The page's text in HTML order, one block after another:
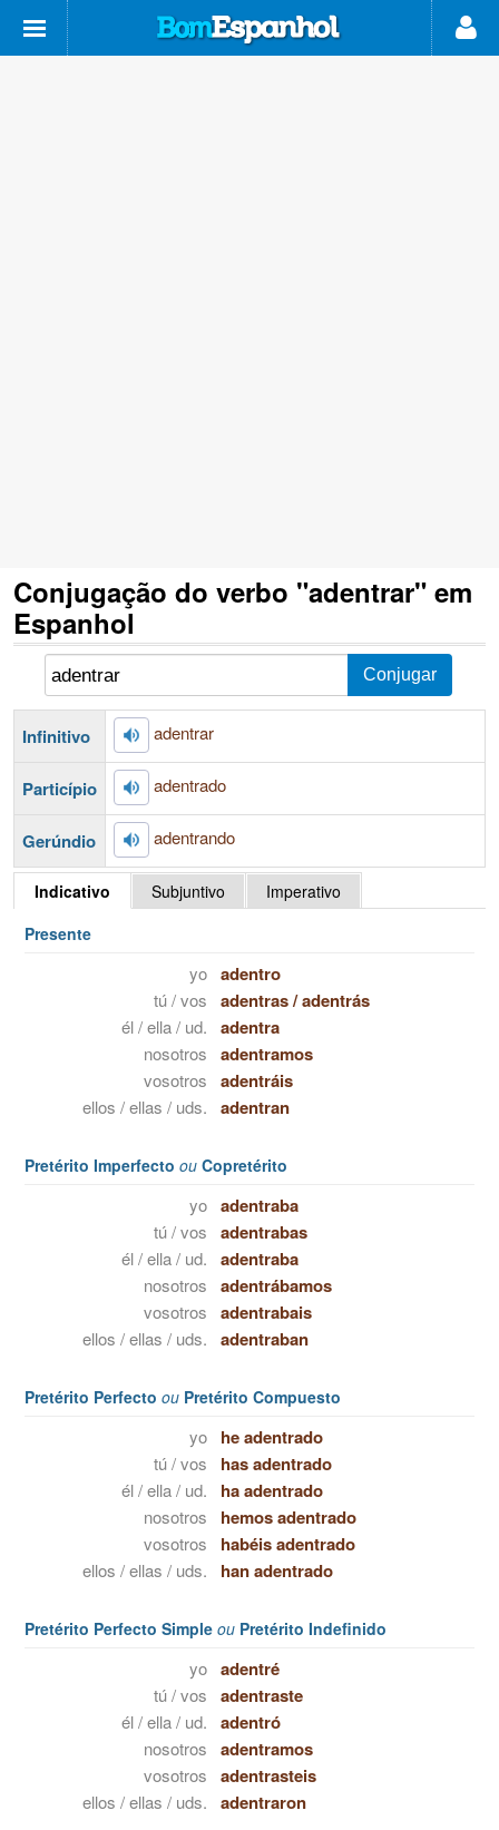
Conjugação do verbo "adentrar" em
Espanhol
Infinitivo adentrar
Particípio adentrado
Gerúndio adentrando
Indicativo Subjuntivo
Imperativo
Presente
yo adentro
tú / vos adentras/adentrás
él / ella / ud. adentra
nosotros adentramos
vosotros adentráis
ellos / ellas / uds. adentran
Pretérito Imperfecto ou Copretérito
yo adentraba
tú / vos adentrabas
él / ella / ud. adentraba
nosotros adentrábamos
vosotros adentrabais
ellos / ellas / uds. adentraban
Pretérito Perfecto ou Pretérito Compuesto
yo he adentrado
tú / vos has adentrado
él / ella / ud. ha adentrado
nosotros hemos adentrado
vosotros habéis adentrado
ellos / ellas / uds. han adentrado
Pretérito Perfecto Simple ou Pretérito Indefinido
yo adentré
tú / vos adentraste
él / ella / ud. adentró
nosotros adentramos
vosotros adentrasteis
ellos / ellas / uds. adentraron